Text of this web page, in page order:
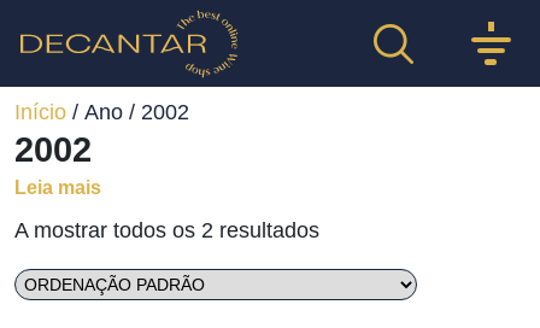
Início / Ano / 2002
2002
Leia mais
A mostrar todos os 2 resultados